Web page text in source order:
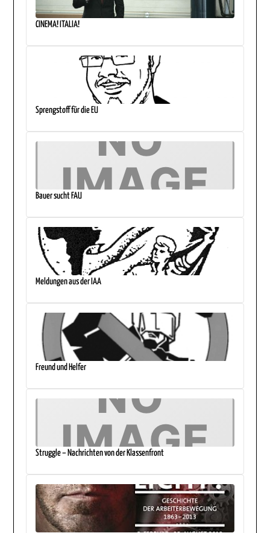
CINEMA! ITALIA!
Sprengstoff für die EU
Bauer sucht FAU
Meldungen aus der IAA
Freund und Helfer
Struggle – Nachrichten von der Klassenfront